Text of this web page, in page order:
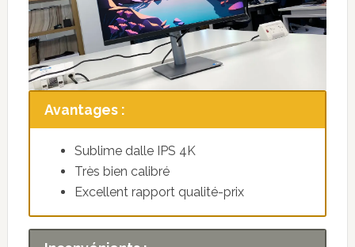
Avantages :
Sublime dalle IPS 4K
Très bien calibré
Excellent rapport qualité-prix